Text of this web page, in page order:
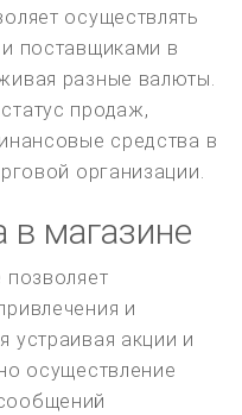
осуществлять
поставщиками в
разные валюты.
продаж,
средства в
организации.
в магазине
позволяет
и
устраивая акции и
осуществление